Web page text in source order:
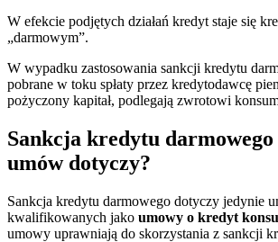
W efekcie podjętych działań kredyt staje się
„darmowym”.
W wypadku zastosowania sankcji kredytu
pobrane w toku spłaty przez kredytodawcę
pożyczony kapitał, podlegają zwrotowi
Sankcja kredytu
umów dotyczy?
Sankcja kredytu darmowego dotyczy jedynie
kwalifikowanych jako umowy o kredyt
umowy uprawniają do skorzystania z sankcji